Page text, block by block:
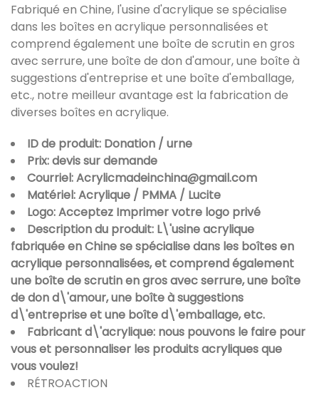
Fabriqué en Chine, l'usine d'acrylique se spécialise
dans les boîtes en acrylique personnalisées et
comprend également une boîte de scrutin en gros
avec serrure, une boîte de don d'amour, une boîte à
suggestions d'entreprise et une boîte d'emballage,
etc., notre meilleur avantage est la fabrication de
diverses boîtes en acrylique.
ID de produit: Donation / urne
Prix: devis sur demande
Courriel: Acrylicmadeinchina@gmail.com
Matériel: Acrylique / PMMA / Lucite
Logo: Acceptez Imprimer votre logo privé
Description du produit: L\'usine acrylique
fabriquée en Chine se spécialise dans les boîtes en
acrylique personnalisées, et comprend également
une boîte de scrutin en gros avec serrure, une boîte
de don d\'amour, une boîte à suggestions
d\'entreprise et une boîte d\'emballage, etc.
Fabricant d\'acrylique: nous pouvons le faire pour
vous et personnaliser les produits acryliques que
vous voulez!
RÉTROACTION